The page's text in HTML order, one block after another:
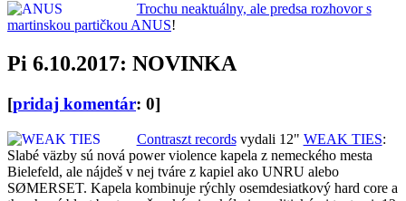
Trochu neaktuálny, ale predsa rozhovor s
martinskou partičkou ANUS!
Pi 6.10.2017: NOVINKA
[pridaj komentár: 0]
Contraszt recordsvydali 12" WEAK TIES:
Slabé väzby sú nová power violence kapela z nemeckého mesta
Bielefeld, ale nájdeš v nej tváre z kapiel ako UNRU alebo
SØMERSET. Kapela kombinuje rýchly osemdesiatkový hard core a